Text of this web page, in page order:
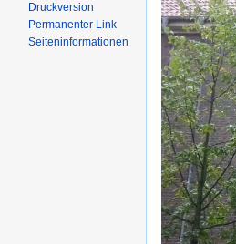
Druckversion
Permanenter Link
Seiten­informationen